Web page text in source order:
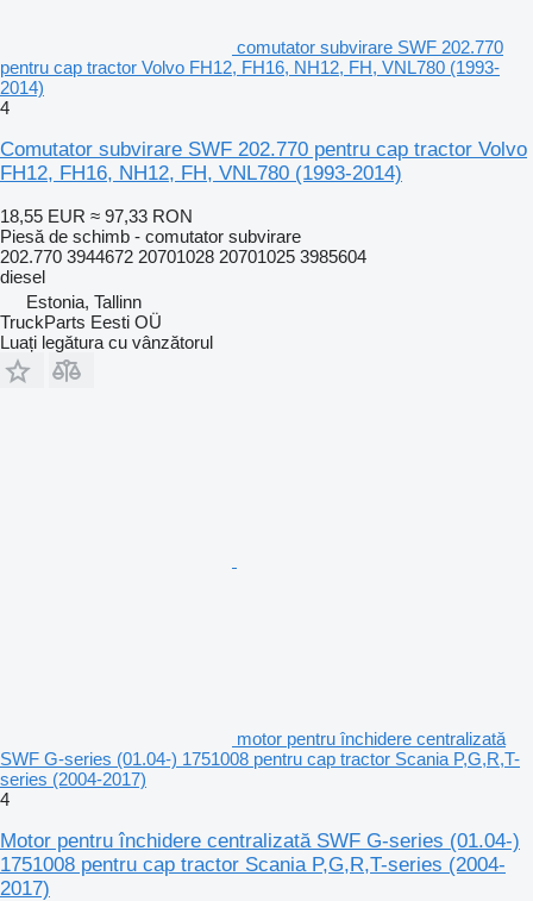
comutator subvirare SWF 202.770
pentru cap tractor Volvo FH12, FH16, NH12, FH, VNL780 (1993-
2014)
4
Comutator subvirare SWF 202.770 pentru cap tractor Volvo
FH12, FH16, NH12, FH, VNL780 (1993-2014)
18,55 EUR ≈ 97,33 RON
Piesă de schimb - comutator subvirare
202.770 3944672 20701028 20701025 3985604
diesel
Estonia, Tallinn
TruckParts Eesti OÜ
Luați legătura cu vânzătorul
motor pentru închidere centralizată
SWF G-series (01.04-) 1751008 pentru cap tractor Scania P,G,R,T-
series (2004-2017)
4
Motor pentru închidere centralizată SWF G-series (01.04-)
1751008 pentru cap tractor Scania P,G,R,T-series (2004-
2017)